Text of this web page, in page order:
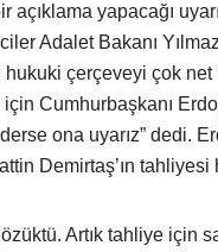
açıklama yapacağı
Adalet Bakanı
hukuki çerçeveyi çok
Cumhurbaşkanı
ona uyarız” dedi.
Demirtaş’ın tahliyesi
Artık tahliye için